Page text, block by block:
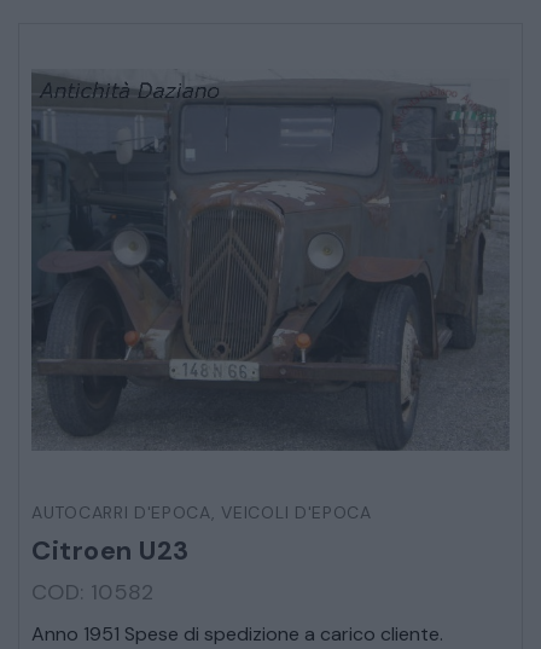
ARREDO DA GIARDINO
DECORAZIONI OGGETTISTICA ILLUMINAZIONE
MATERIALI E STRUTTURE
AUTOCARRI D'EPOCA, VEICOLI D'EPOCA
Citroen U23
COD: 10582
Anno 1951 Spese di spedizione a carico cliente.